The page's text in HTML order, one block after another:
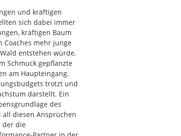
und kräftigen
sich dabei immer
kräftigen Baum
mehr junge
entstehen würde.
Schmuck gepflanzte
am Haupteingang.
trotzt und
darstellt. Ein
des
all diesen Ansprüchen
der die